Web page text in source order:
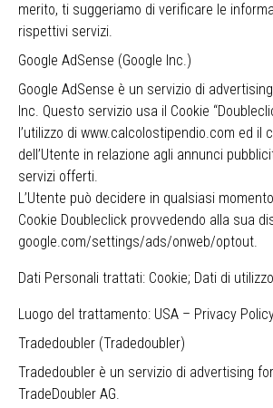
merito, ti suggeriamo di verificare le
rispettivi servizi.
Google AdSense (Google Inc.)
Google AdSense è un servizio di
Inc. Questo servizio usa il Cookie
l’utilizzo di www.calcolostipendio.com ed il
dell’Utente in relazione agli annunci
servizi offerti.
L’Utente può decidere in qualsiasi
Cookie Doubleclick provvedendo alla sua
google.com/settings/ads/onweb/optout.
Dati Personali trattati: Cookie; Dati di
Luogo del trattamento: USA – Privacy
Tradedoubler (Tradedoubler)
Tradedoubler è un servizio di advertising
TradeDoubler AG.